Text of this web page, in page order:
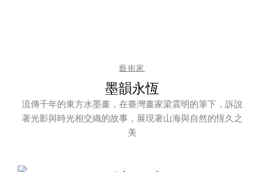
藝術家
墨韻永恆
流傳千年的東方水墨畫，在臺灣畫家梁震明的筆下，訴說
著光影與時光相交織的故事，展現著山海與自然的恆久之
美